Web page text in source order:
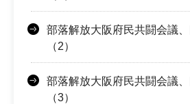
部落解放大阪府民共闘会議
（2）
部落解放大阪府民共闘会議
（3）